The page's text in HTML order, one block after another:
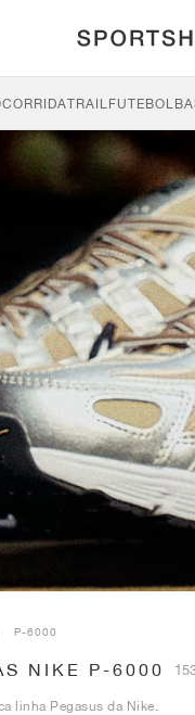
CORRIDATRAILFUTEBOL
P-6000
NIKE P-6000
linha Pegasus da Nike.